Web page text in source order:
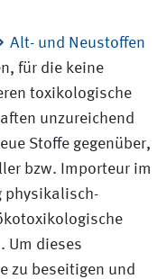
Alt- und Neustoffen
für die keine
toxikologische
unzureichend
Stoffe gegenüber,
bzw. Importeur im
physikalisch-
Um dieses
zu beseitigen und